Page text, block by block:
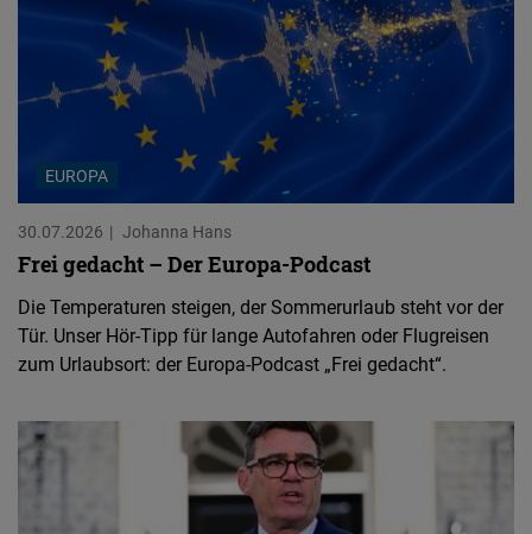
EUROPA
30.07.2026 Johanna Hans
Frei gedacht – Der Europa-Podcast
Die Temperaturen steigen, der Sommerurlaub steht vor der
Tür. Unser Hör-Tipp für lange Autofahren oder Flugreisen
zum Urlaubsort: der Europa-Podcast „Frei gedacht“.